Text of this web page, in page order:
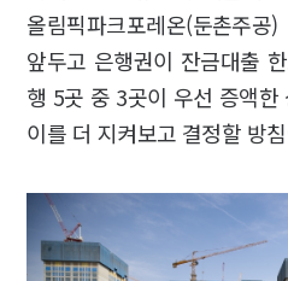
올림픽파크포레온(둔촌주
앞두고 은행권이 잔금대출
행 5곳 중 3곳이 우선 증액
이를 더 지켜보고 결정할 방